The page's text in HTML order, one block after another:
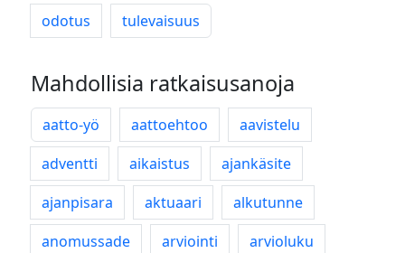
odotus
tulevaisuus
Mahdollisia ratkaisusanoja
aatto-yö aattoehtoo
aavistelu
adventti
aikaistus
ajankäsite
ajanpisara
aktuaari
alkutunne
anomussade
arviointi
arvioluku